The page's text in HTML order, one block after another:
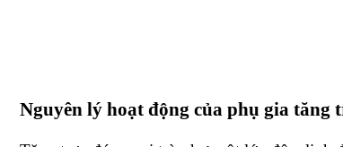
Nguyên lý hoạt động của phụ gia tăng